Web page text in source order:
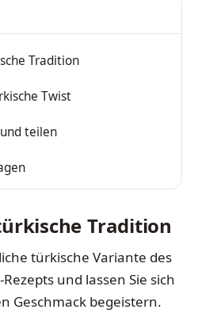
Tradition
Twist
teilen
Tradition
türkische Variante des
und lassen Sie sich
Geschmack begeistern.